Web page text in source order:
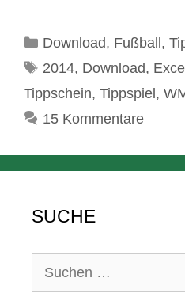
Kategorien
Download, Fußball ,
Schlagwörter
2014, Download,
Tippschein, Tippspiel ,
15 Kommentare
SUCHE
Suchen